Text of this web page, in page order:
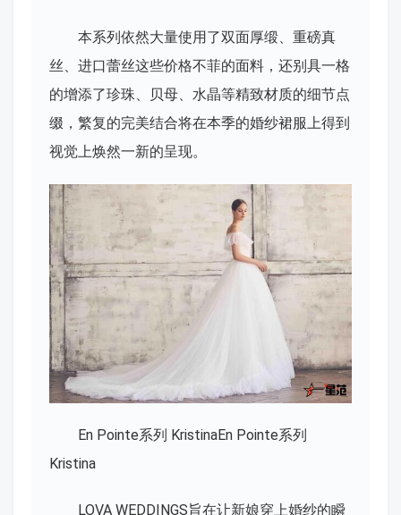
本系列依然大量使用了双面厚缎、重磅真
丝、进口蕾丝这些价格不菲的面料，还别具一格
的增添了珍珠、贝母、水晶等精致材质的细节点
缀，繁复的完美结合将在本季的婚纱裙服上得到
视觉上焕然一新的呈现。
En Pointe系列 KristinaEn Pointe系列
Kristina
LOVA WEDDINGS旨在让新娘穿上婚纱的瞬